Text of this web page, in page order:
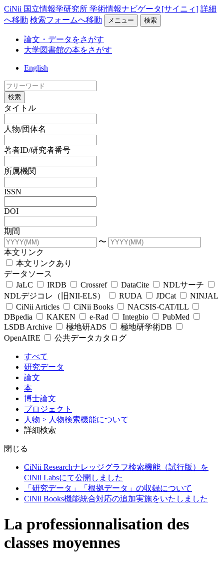
CiNii 国立情報学研究所 学術情報ナビゲータ[サイニィ] 詳細
へ移動 検索フォームへ移動 メニュー 検索
論文・データをさがす
大学図書館の本をさがす
English
検索
タイトル
人物/団体名
著者ID/研究者番号
所属機関
ISSN
DOI
期間
〜
本文リンク
本文リンクあり
データソース
JaLC
IRDB Crossref DataCite
NDLサーチ
NDLデジコレ（旧NII-ELS）
RUDA JDCat
NINJAL
CiNii Articles
CiNii Books
NACSIS-CAT/ILL
DBpedia
KAKEN e-Rad Integbio
PubMed
LSDB Archive
極地研ADS
極地研学術DB
OpenAIRE
公共データカタログ
すべて
研究データ
論文
本
博士論文
プロジェクト
人物 > 人物検索機能について
詳細検索
閉じる
CiNii Researchナレッジグラフ検索機能（試行版）を
CiNii Labsにて公開しました
「研究データ」「根拠データ」の収録について
CiNii Books機能統合対応の追加実施をいたしました
La professionnalisation des
classes moyennes